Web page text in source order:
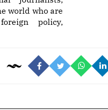
world who are
policy,